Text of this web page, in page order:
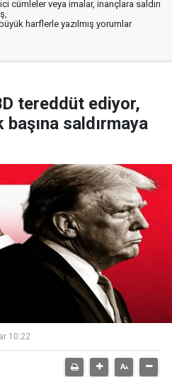
cümleler veya imalar, inançlara saldırı
harflerle yazılmış yorumlar
tereddüt ediyor,
saldırmaya
10:22